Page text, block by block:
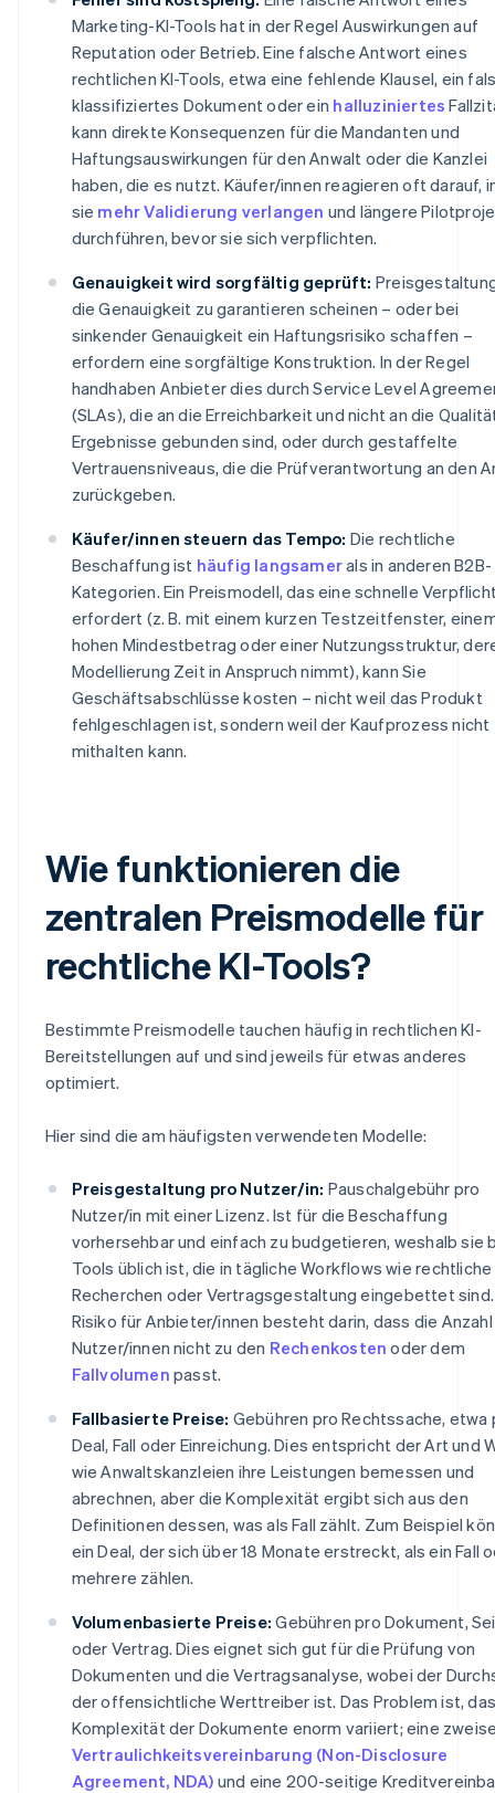
Marketing-KI-Tools hat in der Regel Auswirkungen auf
Reputation oder Betrieb. Eine falsche Antwort eines
rechtlichen KI-Tools, etwa eine fehlende Klausel, ein
klassifiziertes Dokument oder ein halluziniertes
kann direkte Konsequenzen für die Mandanten und
Haftungsauswirkungen für den Anwalt oder die Kanzlei
haben, die es nutzt. Käufer/innen reagieren oft darauf,
sie mehr Validierung verlangen und längere
durchführen, bevor sie sich verpflichten.
Genauigkeit wird sorgfältig geprüft:
die Genauigkeit zu garantieren scheinen – oder bei
sinkender Genauigkeit ein Haftungsrisiko schaffen –
erfordern eine sorgfältige Konstruktion. In der Regel
handhaben Anbieter dies durch Service Level
(SLAs), die an die Erreichbarkeit und nicht an die
Ergebnisse gebunden sind, oder durch gestaffelte
Vertrauensniveaus, die die Prüfverantwortung an den
zurückgeben.
Käufer/innen steuern das Tempo: Die rechtliche
Beschaffung ist häufig langsamerals in anderen B2B-
Kategorien. Ein Preismodell, das eine schnelle
erfordert (z. B. mit einem kurzen Testzeitfenster,
hohen Mindestbetrag oder einer Nutzungsstruktur,
Modellierung Zeit in Anspruch nimmt), kann Sie
Geschäftsabschlüsse kosten – nicht weil das Produkt
fehlgeschlagen ist, sondern weil der Kaufprozess nicht
mithalten kann.
Wie funktionieren die
zentralen Preismodelle für
rechtliche KI-Tools?
Bestimmte Preismodelle tauchen häufig in rechtlichen KI-
Bereitstellungen auf und sind jeweils für etwas anderes
optimiert.
Hier sind die am häufigsten verwendeten Modelle:
Preisgestaltung pro Nutzer/in: Pauschalgebühr pro
Nutzer/in mit einer Lizenz. Ist für die Beschaffung
vorhersehbar und einfach zu budgetieren, weshalb sie
Tools üblich ist, die in tägliche Workflows wie rechtliche
Recherchen oder Vertragsgestaltung eingebettet sind.
Risiko für Anbieter/innen besteht darin, dass die
Nutzer/innen nicht zu den Rechenkosten oder dem
Fallvolumen passt.
Fallbasierte Preise: Gebühren pro Rechtssache, etwa
Deal, Fall oder Einreichung. Dies entspricht der Art und
wie Anwaltskanzleien ihre Leistungen bemessen und
abrechnen, aber die Komplexität ergibt sich aus den
Definitionen dessen, was als Fall zählt. Zum Beispiel
ein Deal, der sich über 18 Monate erstreckt, als ein Fall
mehrere zählen.
Volumenbasierte Preise: Gebühren pro Dokument,
oder Vertrag. Dies eignet sich gut für die Prüfung von
Dokumenten und die Vertragsanalyse, wobei der
der offensichtliche Werttreiber ist. Das Problem ist,
Komplexität der Dokumente enorm variiert; eine
Vertraulichkeitsvereinbarung (Non-Disclosure
Agreement, NDA) und eine 200-seitige